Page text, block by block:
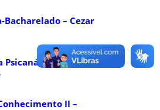
Bacharelado – Cezar
Psicanálise – Bacharelado
II –